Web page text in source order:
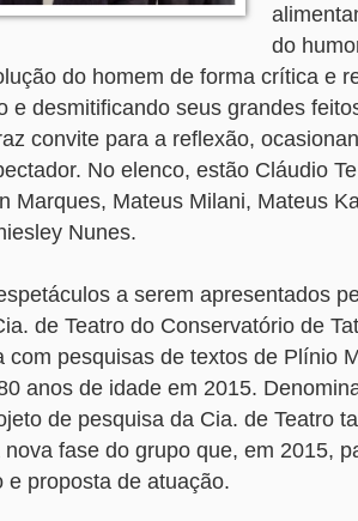
do
do homem de forma crítica e
e desmitificando seus grandes
convite para a reflexão,
No elenco, estão Cláudio
Marques, Mateus Milani, Mateus
Nunes.
a serem apresentados
de Teatro do Conservatório de
com pesquisas de textos de Plínio
anos de idade em 2015.
de pesquisa da Cia. de Teatro
nova fase do grupo que, em 2015,
e proposta de atuação.